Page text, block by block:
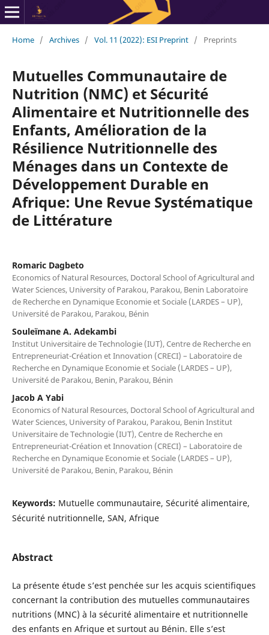
Home / Archives / Vol. 11 (2022): ESI Preprint / Preprints
Mutuelles Communautaire de
Nutrition (NMC) et Sécurité
Alimentaire et Nutritionnelle des
Enfants, Amélioration de la
Résilience Nutritionnelle des
Ménages dans un Contexte de
Développement Durable en
Afrique: Une Revue Systématique
de Littérature
Romaric Dagbeto
Economics of Natural Resources, Doctoral School of Agricultural and
Water Sciences, University of Parakou, Parakou, Benin Laboratoire
de Recherche en Dynamique Economie et Sociale (LARDES – UP),
Université de Parakou, Parakou, Bénin
Souleïmane A. Adekambi
Institut Universitaire de Technologie (IUT), Centre de Recherche en
Entrepreneuriat-Création et Innovation (CRECI) – Laboratoire de
Recherche en Dynamique Economie et Sociale (LARDES – UP),
Université de Parakou, Benin, Parakou, Bénin
Jacob A Yabi
Economics of Natural Resources, Doctoral School of Agricultural and
Water Sciences, University of Parakou, Parakou, Benin Institut
Universitaire de Technologie (IUT), Centre de Recherche en
Entrepreneuriat-Création et Innovation (CRECI) – Laboratoire de
Recherche en Dynamique Economie et Sociale (LARDES – UP),
Université de Parakou, Benin, Parakou, Bénin
Keywords: Mutuelle communautaire, Sécurité alimentaire,
Sécurité nutritionnelle, SAN, Afrique
Abstract
La présente étude s’est penchée sur les acquis scientifiques
concernant la contribution des mutuelles communautaires
nutritions (MNC) à la sécurité alimentaire et nutritionnelle
des enfants en Afrique et surtout au Bénin. Elle s’est